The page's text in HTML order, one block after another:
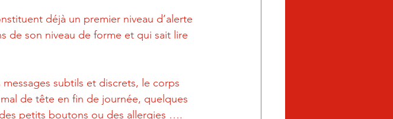
déjà un premier niveau d’alerte
de son niveau de forme et qui sait lire
subtils et discrets, le corps
de tête en fin de journée, quelques
petits boutons ou des allergies ….